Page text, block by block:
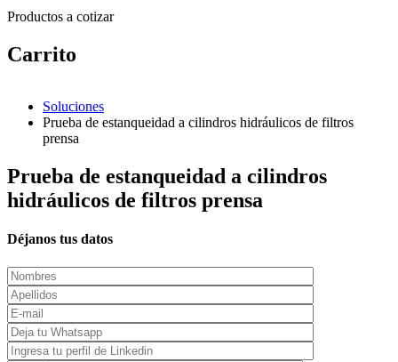
Productos a cotizar
Carrito
Soluciones
Prueba de estanqueidad a cilindros hidráulicos de filtros
prensa
Prueba de estanqueidad a cilindros
hidráulicos de filtros prensa
Déjanos tus datos